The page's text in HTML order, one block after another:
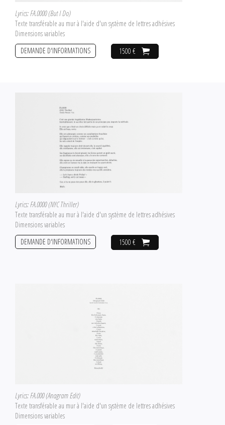
Lyrics: FA.0000 (But I Do)
Texte transférable au mur à l'aide d'un système de lettres adhésives
Dimensions variables
1500 €
DEMANDE D'INFORMATIONS
Lyrics: FA.0000 (NYC Thriller)
Texte transférable au mur à l'aide d'un système de lettres adhésives
Dimensions variables
1500 €
DEMANDE D'INFORMATIONS
Lyrics: FA.000 (Anagram Edit)
Texte transférable au mur à l'aide d'un système de lettres adhésives
Dimensions variables